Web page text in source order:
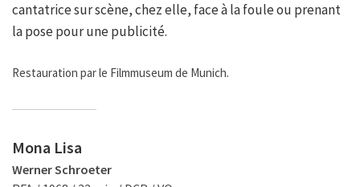
cantatrice sur scène, chez elle, face à la foule ou prenant
la pose pour une publicité.
Restauration par le Filmmuseum de Munich.
Mona Lisa
Werner Schroeter